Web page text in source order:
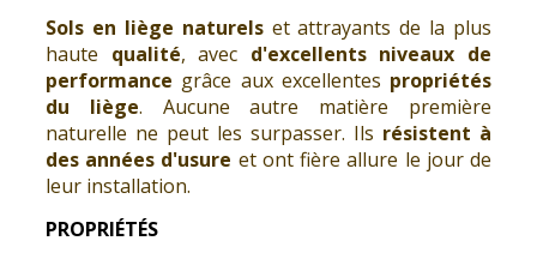
Sols en liège naturelset attrayants de la plus
haute qualité, avec d'excellents niveaux de
performance grâce aux excellentes propriétés
du liège. Aucune autre matière première
naturelle ne peut les surpasser. Ils résistent à
des années d'usure et ont fière allure le jour de
leur installation.
PROPRIÉTÉS